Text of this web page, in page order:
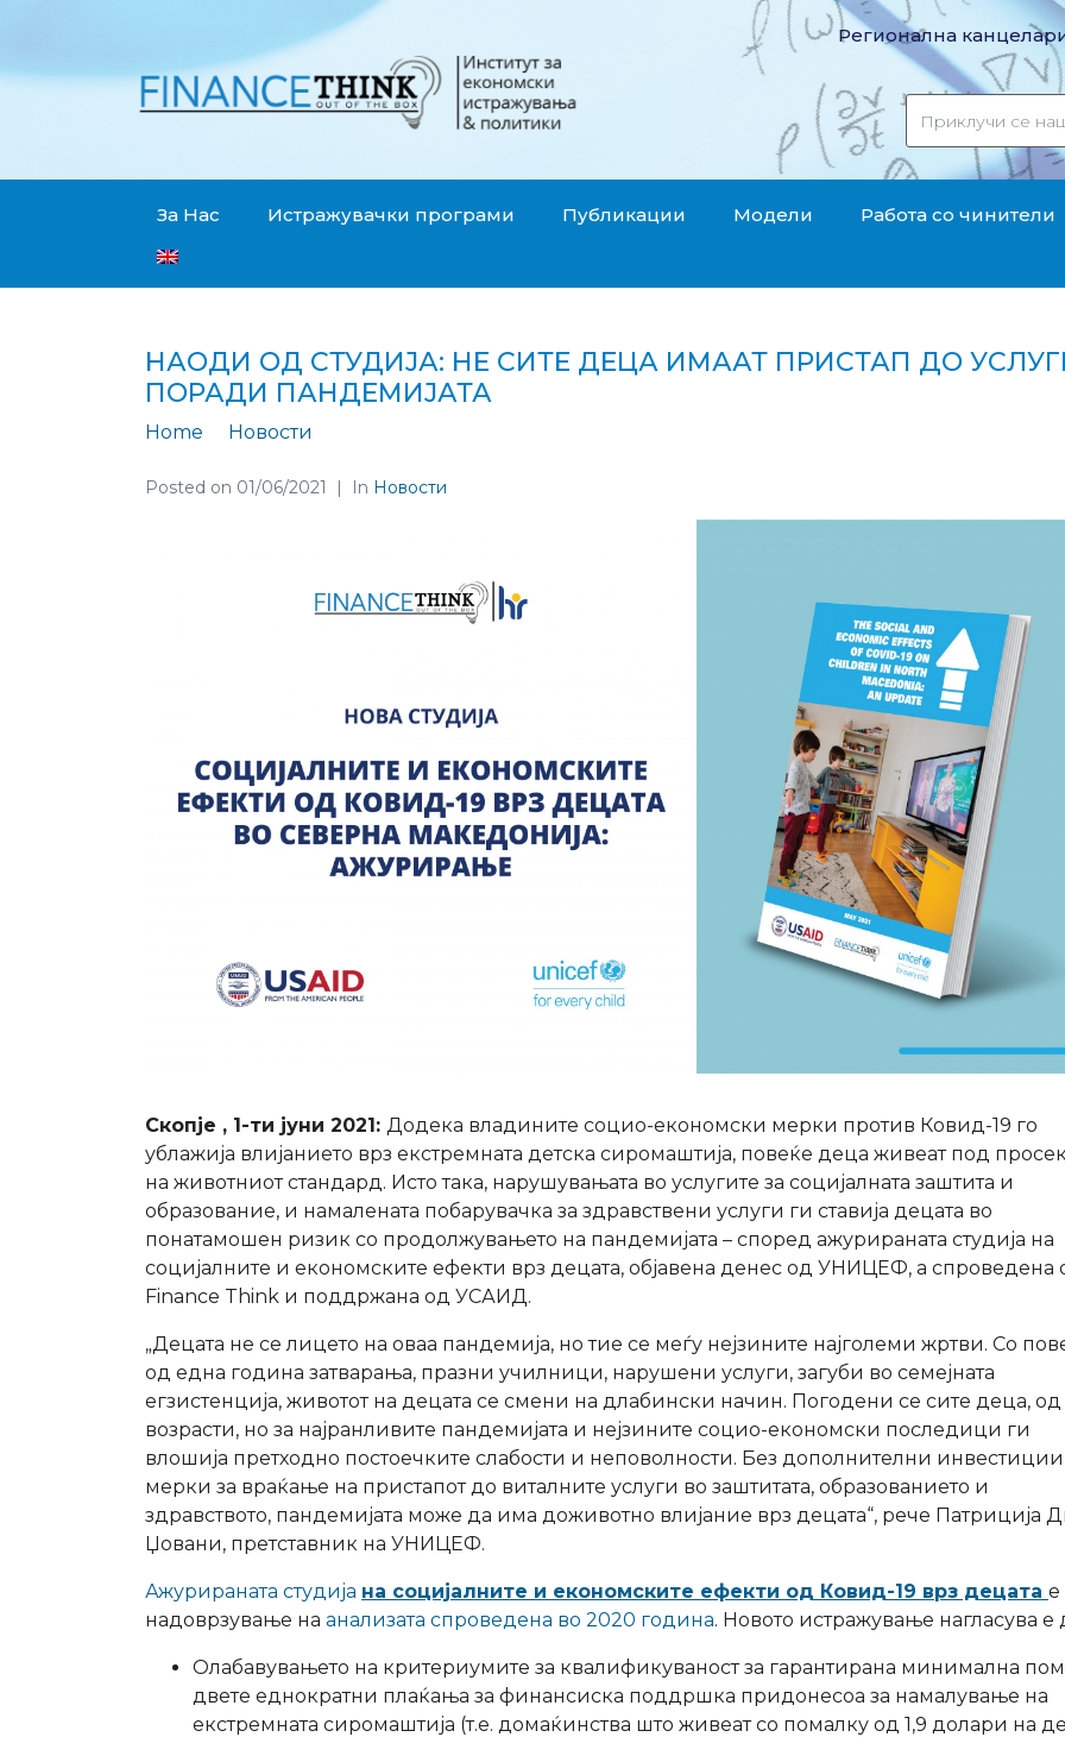
Регионална
За Нас Истражувачки програми Публикации Модели Работа со чинители
НАОДИ ОД СТУДИЈА: НЕ СИТЕ ДЕЦА ИМААТ ПРИСТАП ДО
ПОРАДИ ПАНДЕМИЈАТА
Home Новости
Posted on 01/06/2021 In Новости
Скопје , 1-ти јуни 2021: Додека владините социо-економски мерки против Ковид-19 го
ублажија влијанието врз екстремната детска сиромаштија, повеќе деца живеат под
на животниот стандард. Исто така, нарушувањата во услугите за социјалната заштита и
образование, и намалената побарувачка за здравствени услуги ги ставија децата во
понатамошен ризик со продолжувањето на пандемијата – според ажурираната студија на
социјалните и економските ефекти врз децата, објавена денес од УНИЦЕФ, а спроведена
Finance Think и поддржана од УСАИД.
„Децата не се лицето на оваа пандемија, но тие се меѓу нејзините најголеми жртви. Со
од една година затварања, празни училници, нарушени услуги, загуби во семејната
егзистенција, животот на децата се смени на длабински начин. Погодени се сите деца, од
возрасти, но за најранливите пандемијата и нејзините социо-економски последици ги
влошија претходно постоечките слабости и неповолности. Без дополнителни
мерки за враќање на пристапот до виталните услуги во заштитата, образованието и
здравството, пандемијата може да има доживотно влијание врз децата“, рече Патриција
Џовани, претставник на УНИЦЕФ.
Ажурираната студија на социјалните и економските ефекти од Ковид-19 врз децата е
надоврзување на анализата спроведена во 2020 година. Новото истражување нагласува е
Олабавувањето на критериумите за квалификуваност за гарантирана минимална
двете еднократни плаќања за финансиска поддршка придонесоа за намалување на
екстремната сиромаштија (т.е. домаќинства што живеат со помалку од 1,9 долари на